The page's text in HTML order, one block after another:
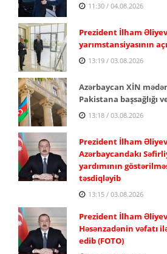
11:30 / 04.08.2026
Prezident İlham Əliyev
yarımstansiyasının
13:19 / 03.08.2026
Azərbaycan XİN
Pakistana başsağlığı
13:18 / 03.08.2026
Prezident İlham
Azərbaycandakı
yardımının
təsdiqləyib
13:15 / 03.08.2026
Prezident İlham
Həsənzadənin vəfatı
edib (FOTO)